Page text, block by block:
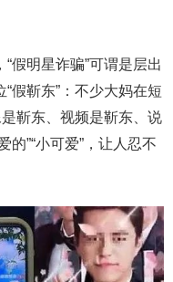
假明星诈骗”可谓是层出
假靳东”：不少大妈在短
靳东、视频是靳东、说
的”“小可爱”，让人忍不